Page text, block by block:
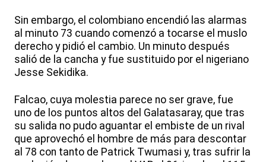
Sin embargo, el colombiano encendió las alarmas
al minuto 73 cuando comenzó a tocarse el muslo
derecho y pidió el cambio. Un minuto después
salió de la cancha y fue sustituido por el nigeriano
Jesse Sekidika.
Falcao, cuya molestia parece no ser grave, fue
uno de los puntos altos del Galatasaray, que tras
su salida no pudo aguantar el embiste de un rival
que aprovechó el hombre de más para descontar
al 78 con tanto de Patrick Twumasi y, tras sufrir la